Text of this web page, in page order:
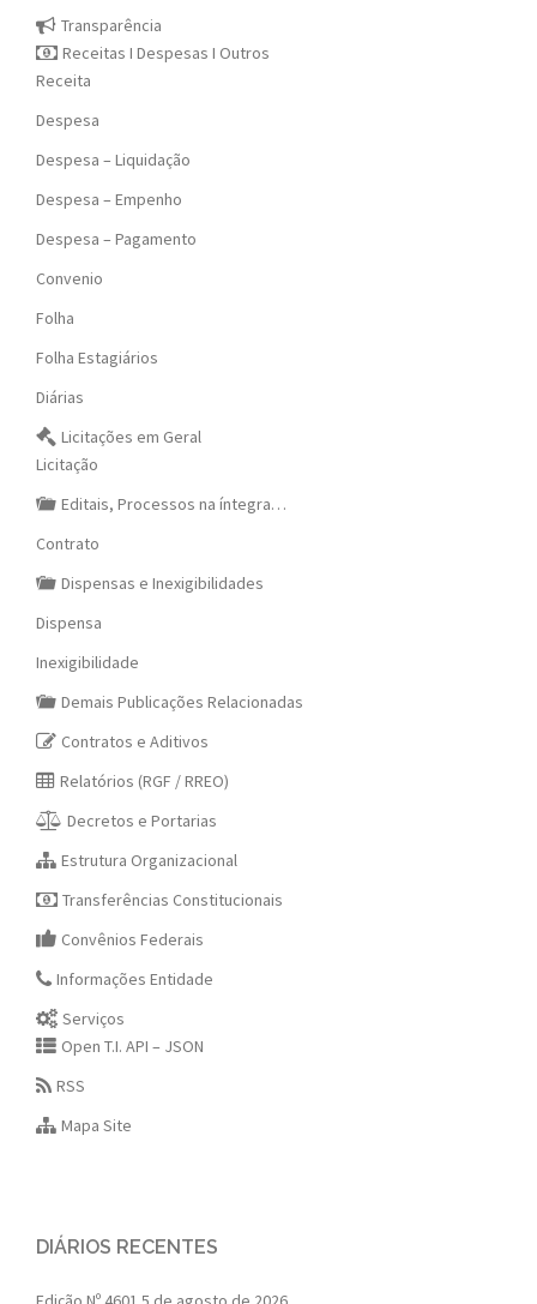
Transparência
Receitas I Despesas I Outros
Receita
Despesa
Despesa – Liquidação
Despesa – Empenho
Despesa – Pagamento
Convenio
Folha
Folha Estagiários
Diárias
Licitações em Geral
Licitação
Editais, Processos na íntegra…
Contrato
Dispensas e Inexigibilidades
Dispensa
Inexigibilidade
Demais Publicações Relacionadas
Contratos e Aditivos
Relatórios (RGF / RREO)
Decretos e Portarias
Estrutura Organizacional
Transferências Constitucionais
Convênios Federais
Informações Entidade
Serviços
Open T.I. API – JSON
RSS
Mapa Site
DIÁRIOS RECENTES